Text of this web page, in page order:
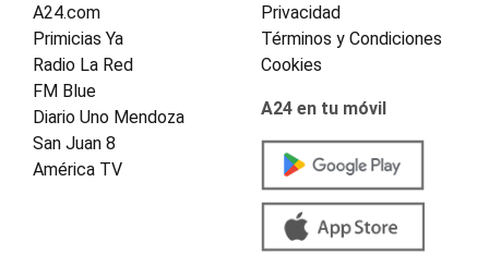
A24.com
Primicias Ya
Radio La Red
FM Blue
Diario Uno Mendoza
San Juan 8
América TV
Privacidad
Términos y Condiciones
Cookies
A24 en tu móvil